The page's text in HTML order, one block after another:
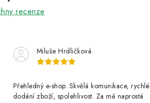
recenze
Miluše Hrdličková
Přehledný e-shop. Skvělá komunikace, rychlé
dodání zboží, spolehlivost. Za mě naprostá